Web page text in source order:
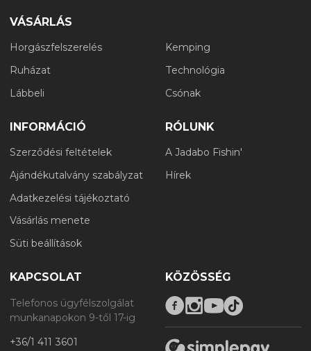
VÁSÁRLÁS
Horgászfelszerelés
Ruházat
Lábbeli
Kemping
Technológia
Csónak
INFORMÁCIÓ
Szerződési feltételek
Ajándékutalvány szabályzat
Adatkezelési tájékoztató
Vásárlás menete
Süti beállítások
RÓLUNK
A Jadabo Fishin'
Hírek
KAPCSOLAT
Telefonos ügyfélszolgálat
munkanapokon 9-től 17-ig
+36/1 411 3601
KÖZÖSSÉG